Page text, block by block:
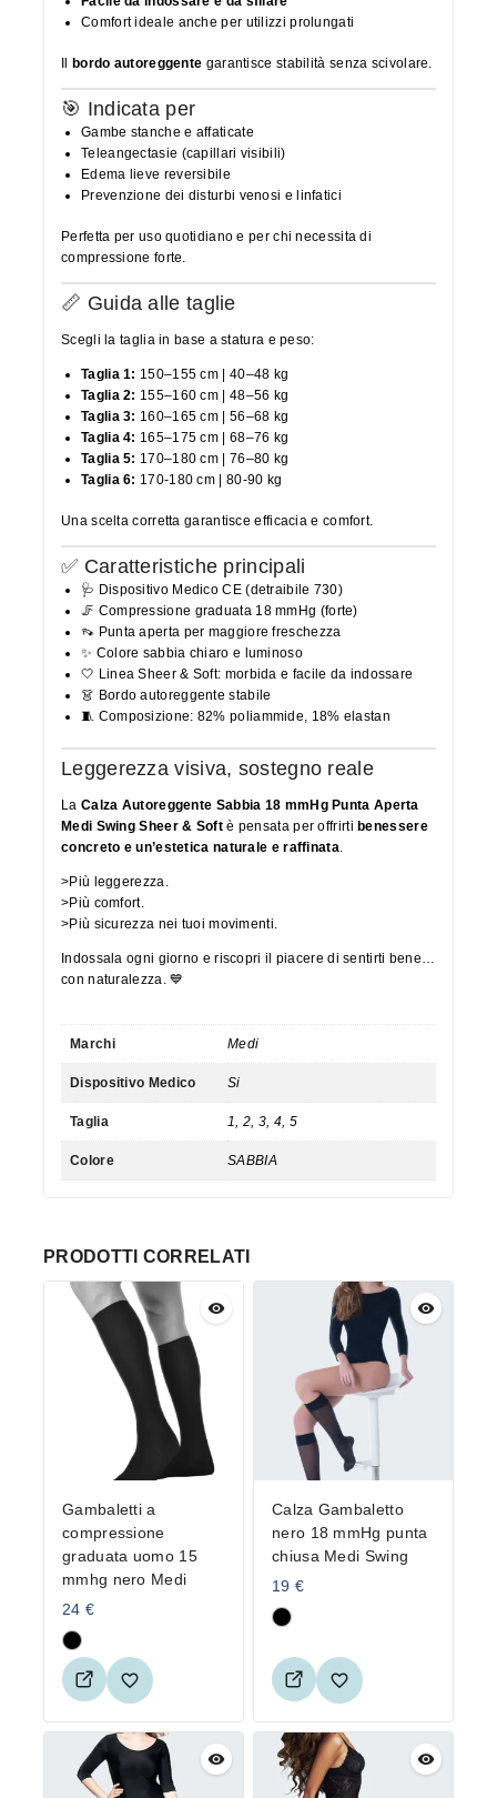
Comfort ideale anche per utilizzi prolungati
bordo autoreggente garantisce stabilità senza scivolare.
🎯 Indicata per
Gambe stanche e affaticate
Teleangectasie (capillari visibili)
Edema lieve reversibile
Prevenzione dei disturbi venosi e linfatici
Perfetta per uso quotidiano e per chi necessita di
compressione forte.
📏 Guida alle taglie
Scegli la taglia in base a statura e peso:
Taglia 1: 150–155 cm | 40–48 kg
Taglia 2: 155–160 cm | 48–56 kg
Taglia 3: 160–165 cm | 56–68 kg
Taglia 4: 165–175 cm | 68–76 kg
Taglia 5: 170–180 cm | 76–80 kg
Taglia 6: 170-180 cm | 80-90 kg
Una scelta corretta garantisce efficacia e comfort.
✅ Caratteristiche principali
🩺 Dispositivo Medico CE (detraibile 730)
🦵 Compressione graduata 18 mmHg (forte)
👡 Punta aperta per maggiore freschezza
✨ Colore sabbia chiaro e luminoso
🤍 Linea Sheer & Soft: morbida e facile da indossare
👗 Bordo autoreggente stabile
🧵 Composizione: 82% poliammide, 18% elastan
Leggerezza visiva, sostegno reale
La Calza Autoreggente Sabbia 18 mmHg Punta Aperta
Medi Swing Sheer & Softè pensata per offrirti benessere
concreto e un’estetica naturale e raffinata.
>Più leggerezza.
>Più comfort.
>Più sicurezza nei tuoi movimenti.
Indossala ogni giorno e riscopri il piacere di sentirti bene…
con naturalezza. 💙
Marchi Medi
Dispositivo Medico Si
Taglia 1, 2, 3, 4, 5
Colore SABBIA
PRODOTTI CORRELATI
Gambaletti a
compressione
graduata uomo 15
mmhg nero Medi
24 €
Calza Gambaletto
nero 18 mmHg punta
chiusa Medi Swing
19 €